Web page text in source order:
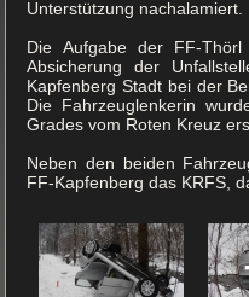
Unterstützung nachalamiert.
Die Aufgabe der FF-
Absicherung der
Kapfenberg Stadt bei der
Die Fahrzeuglenkerin
Grades vom Roten Kreuz
Neben den beiden
FF-Kapfenberg das KRFS,